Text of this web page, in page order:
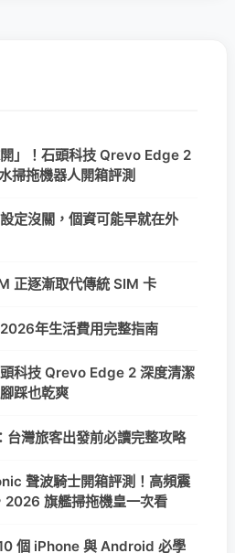
」！石頭科技 Qrevo Edge 2
掃拖機器人開箱評測
定沒關，個資可能早就在外
正逐漸取代傳統 SIM 卡
年生活費用完整指南
科技 Qrevo Edge 2 深度清潔
踩也乾爽
灣旅客出發前必讀完整攻略
聲波騎士開箱評測！高頻震
旗艦掃拖機皇一次看
個 iPhone 與 Android 必學